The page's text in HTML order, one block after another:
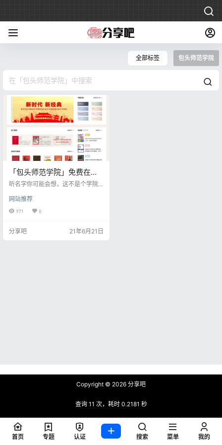
全部标签 包头师范学院
「包头师范学院」免费在线
图书馆网站，内含海量正版
听名字你可能会想，这不是个学院
你进入这个网站你会发现，这个网
站和包头师范学院一毛钱关系都没
是zhangyue.com，然后你懂的。
仔细看了看网站的内容，网站包含
网站推荐
971 0
分享吧 21年6月21日
Copyright © 2026 分享吧
查询 11 次，耗时 0.2181 秒
首页 专题 认证 搜索 菜单 我的